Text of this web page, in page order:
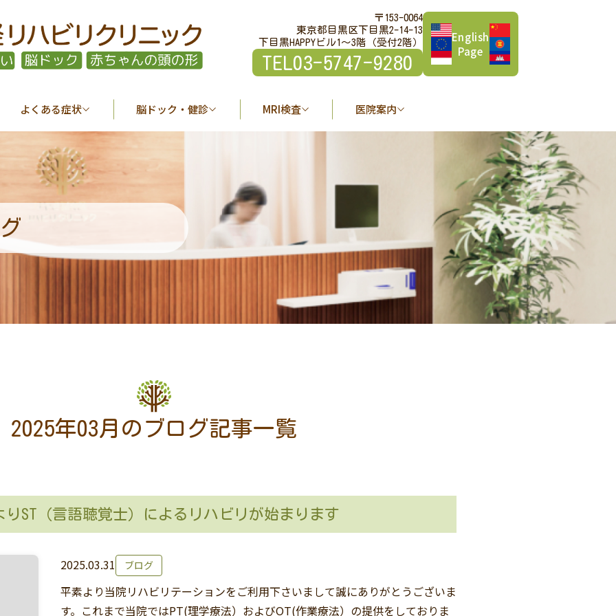
〒153-0064
東京都目黒区下目黒2-14-13
下目黒HAPPYビル1～3階（受付2階）
TEL03-5747-9280
English
Page
よくある症状 脳ドック・健診 MRI検査 医院案内
2025年03月のブログ記事一覧
りST（言語聴覚士）によるリハビリが始まります
2025.03.31 ブログ
平素より当院リハビリテーションをご利用下さいまして誠にありがとうございま
す。これまで当院ではPT(理学療法）およびOT(作業療法）の提供をしておりま